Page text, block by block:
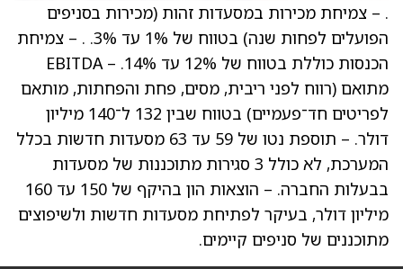
. – צמיחת מכירות במסעדות זהות (מכירות בסניפים
הפועלים לפחות שנה) בטווח של 1% עד 3%. . – צמיחת
הכנסות כוללת בטווח של 12% עד 14%. – EBITDA
מתואם (רווח לפני ריבית, מסים, פחת והפחתות, מותאם
לפריטים חד־פעמיים) בטווח שבין 132 ל־140 מיליון
דולר. – תוספת נטו של 59 עד 63 מסעדות חדשות בכלל
המערכת, לא כולל 3 סגירות מתוכננות של מסעדות
בבעלות החברה. – הוצאות הון בהיקף של 150 עד 160
מיליון דולר, בעיקר לפתיחת מסעדות חדשות ולשיפוצים
מתוכננים של סניפים קיימים.